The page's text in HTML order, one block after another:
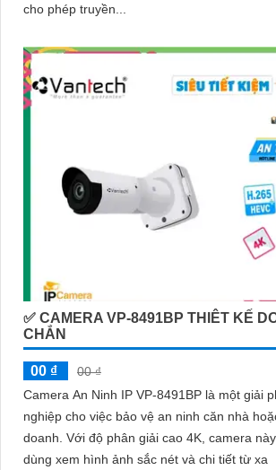
cho phép truyền...
✅ CAMERA VP-8491BP THIÊT KẾ
CHẮN
00 ₫
00 ₫
Camera An Ninh IP VP-8491BP là một giải
nghiệp cho việc bảo vệ an ninh căn nhà
doanh. Với độ phân giải cao 4K, camera này cho phép người
dùng xem hình ảnh sắc nét và chi tiết từ xa